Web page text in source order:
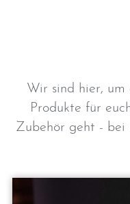
Wir sind hier, um
Produkte für
Zubehör geht - bei